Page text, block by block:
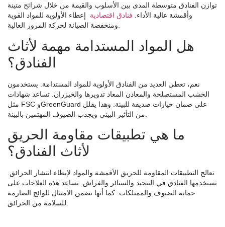
توازن الفنادق متوسطة المدى بين الأسلوب والقيمة من خلال شرائح متينة
وأقمشة عالية الأداء. فنادق اقتصادية
إعطاء الأولوية للمواد القوية
ومنخفضة الصيانة لحركة المرور العالية.
هل المواد المستدامة مهمة لأثاث
الفنادق؟
نعم، تعطي العديد من الفنادق الأولوية للمواد المستدامة. يستخدمون
الخشب المستصلحة والمعادن المعاد تدويرها والخيزران. تساعد شهادات
مثل FSC وGreenGuard على ضمان خيارات صديقة للبيئة. وهذا يقلل
ما هي تطبيقات مقاومة الحريق
لأثاث الفنادق؟
تعالج التطبيقات المقاومة للحريق الأقمشة والمواد لإبطاء انتشار الحرائق.
تستخدمها الفنادق في التنجيد والستائر والفراش. تساعد هذه العلاجات على
حماية الضيوف والممتلكات. كما أنها تضمن الامتثال للوائح الصارمة